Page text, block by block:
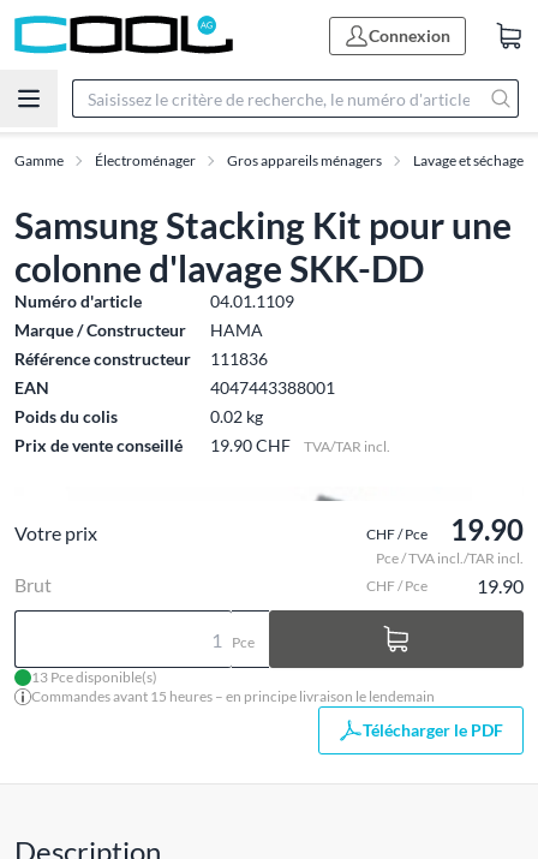
Connexion
Gamme Électroménager Gros appareils ménagers Lavage et séchage
Samsung Stacking Kit pour une
colonne d'lavage SKK-DD
Numéro d'article
04.01.1109
Marque / Constructeur
HAMA
Référence constructeur
111836
EAN
4047443388001
Poids du colis
0.02 kg
Prix de vente conseillé
19.90 CHF TVA/TAR incl.
Votre prix CHF / Pce 19.90
Pce / TVA incl./TAR incl.
Brut CHF / Pce 19.90
Pce
13 Pce disponible(s)
Commandes avant 15 heures – en principe livraison le lendemain
Télécharger le PDF
Description